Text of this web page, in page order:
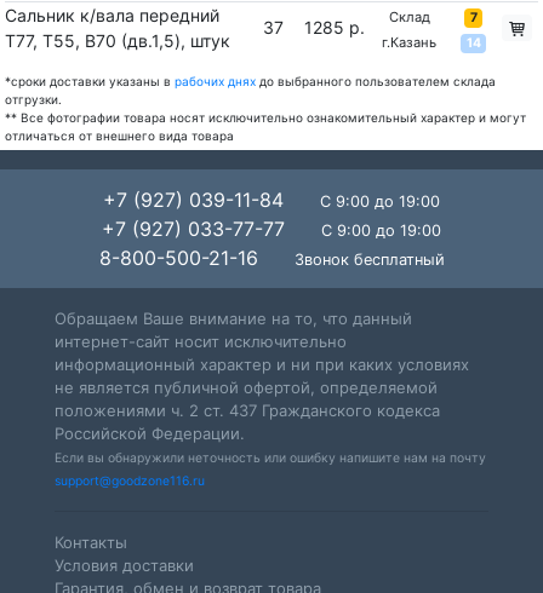
Сальник к/вала передний
T77, T55, B70 (дв.1,5), штук
37 1285 р.
Склад
г.Казань
7
14
*сроки доставки указаны в рабочих днях до выбранного пользователем склада
отгрузки.
** Все фотографии товара носят исключительно ознакомительный характер и могут
отличаться от внешнего вида товара
+7 (927) 039-11-84 С 9:00 до 19:00
+7 (927) 033-77-77 С 9:00 до 19:00
8-800-500-21-16 Звонок бесплатный
Обращаем Ваше внимание на то, что данный
интернет-сайт носит исключительно
информационный характер и ни при каких условиях
не является публичной офертой, определяемой
положениями ч. 2 ст. 437 Гражданского кодекса
Российской Федерации.
Если вы обнаружили неточность или ошибку напишите нам на почту
support@goodzone116.ru
Контакты
Условия доставки
Гарантия, обмен и возврат товара